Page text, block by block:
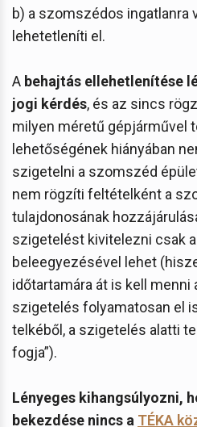
b) a szomszédos ingatlanra
lehetetleníti el.
A behajtás ellehetlenítése
jogi kérdés, és az sincs
milyen méretű gépjárművel
lehetőségének hiányában
szigetelni a szomszéd
nem rögzíti feltételként a
tulajdonosának
szigetelést kivitelezni csak
beleegyezésével lehet
időtartamára át is kell menni
szigetelés folyamatosan el
telkéből, a szigetelés alatti
fogja”).
Lényeges kihangsúlyozni,
bekezdése nincs a TÉKA